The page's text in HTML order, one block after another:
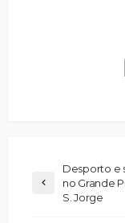
Desporto e
no Grande
S. Jorge